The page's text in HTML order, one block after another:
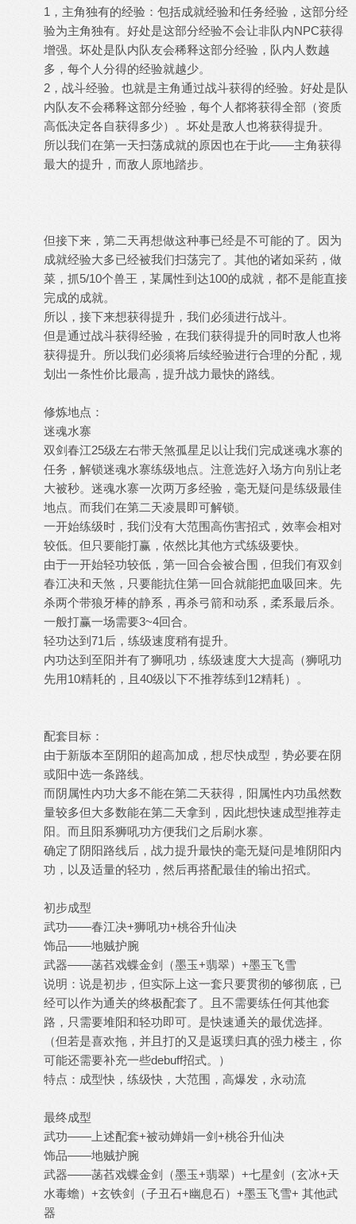
1，主角独有的经验：包括成就经验和任务经验，这部分经
验为主角独有。好处是这部分经验不会让非队内NPC获得
增强。坏处是队内队友会稀释这部分经验，队内人数越
多，每个人分得的经验就越少。
2，战斗经验。也就是主角通过战斗获得的经验。好处是队
内队友不会稀释这部分经验，每个人都将获得全部（资质
高低决定各自获得多少）。坏处是敌人也将获得提升。
所以我们在第一天扫荡成就的原因也在于此——主角获得
最大的提升，而敌人原地踏步。
但接下来，第二天再想做这种事已经是不可能的了。因为
成就经验大多已经被我们扫荡完了。其他的诸如采药，做
菜，抓5/10个兽王，某属性到达100的成就，都不是能直接
完成的成就。
所以，接下来想获得提升，我们必须进行战斗。
但是通过战斗获得经验，在我们获得提升的同时敌人也将
获得提升。所以我们必须将后续经验进行合理的分配，规
划出一条性价比最高，提升战力最快的路线。
修炼地点：
迷魂水寨
双剑春江25级左右带天煞孤星足以让我们完成迷魂水寨的
任务，解锁迷魂水寨练级地点。注意选好入场方向别让老
大被秒。迷魂水寨一次两万多经验，毫无疑问是练级最佳
地点。而我们在第二天凌晨即可解锁。
一开始练级时，我们没有大范围高伤害招式，效率会相对
较低。但只要能打赢，依然比其他方式练级要快。
由于一开始轻功较低，第一回合会被合围，但我们有双剑
春江决和天煞，只要能抗住第一回合就能把血吸回来。先
杀两个带狼牙棒的静系，再杀弓箭和动系，柔系最后杀。
一般打赢一场需要3~4回合。
轻功达到71后，练级速度稍有提升。
内功达到至阳并有了狮吼功，练级速度大大提高（狮吼功
先用10精耗的，且40级以下不推荐练到12精耗）。
配套目标：
由于新版本至阴阳的超高加成，想尽快成型，势必要在阴
或阳中选一条路线。
而阴属性内功大多不能在第二天获得，阳属性内功虽然数
量较多但大多数能在第二天拿到，因此想快速成型推荐走
阳。而且阳系狮吼功方便我们之后刷水寨。
确定了阴阳路线后，战力提升最快的毫无疑问是堆阴阳内
功，以及适量的轻功，然后再搭配最佳的输出招式。
初步成型
武功——春江决+狮吼功+桃谷升仙决
饰品——地贼护腕
武器——菡萏戏蝶金剑（墨玉+翡翠）+墨玉飞雪
说明：说是初步，但实际上这一套只要贯彻的够彻底，已
经可以作为通关的终极配套了。且不需要练任何其他套
路，只需要堆阳和轻功即可。是快速通关的最优选择。
（但若是喜欢拖，并且打的又是返璞归真的强力楼主，你
可能还需要补充一些debuff招式。）
特点：成型快，练级快，大范围，高爆发，永动流
最终成型
武功——上述配套+被动婵娟一剑+桃谷升仙决
饰品——地贼护腕
武器——菡萏戏蝶金剑（墨玉+翡翠）+七星剑（玄冰+天
水毒蟾）+玄铁剑（子丑石+幽息石）+墨玉飞雪+ 其他武
器